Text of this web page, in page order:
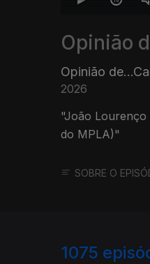
Opinião
Opinião
2026
"João Lourenço
do MPLA)"
SOBRE O
1075